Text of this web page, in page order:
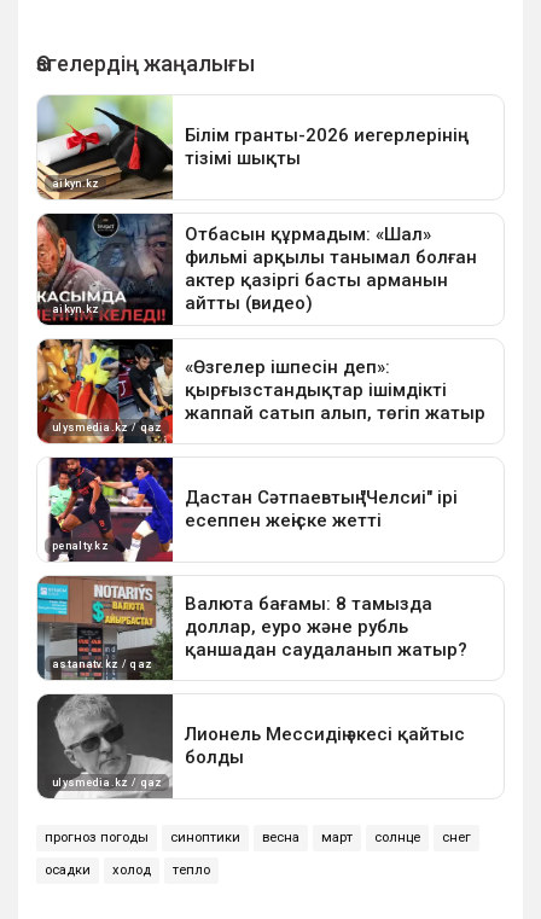
прогноз погоды синоптики весна март солнце снег
осадки холод тепло